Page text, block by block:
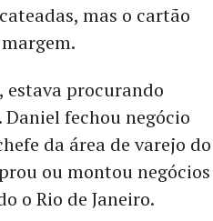
mas o cartão
estava procurando
fechou negócio
da área de varejo do
ou montou negócios
o Rio de Janeiro.